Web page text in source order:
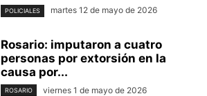
POLICIALES martes 12 de mayo de 2026
Rosario: imputaron a cuatro
personas por extorsión en la
causa por...
ROSARIO viernes 1 de mayo de 2026